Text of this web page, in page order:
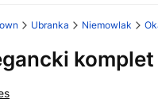
Ubranka Niemowlak